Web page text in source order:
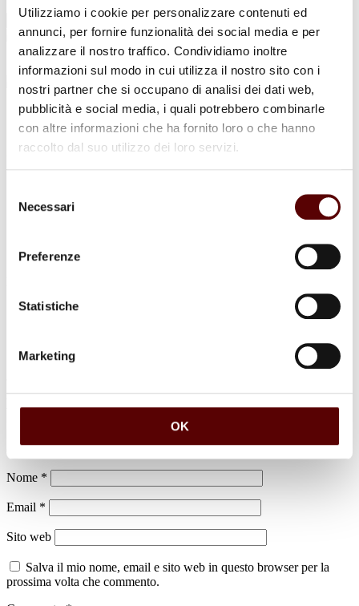
Utilizziamo i cookie per personalizzare contenuti ed
annunci, per fornire funzionalità dei social media e per
analizzare il nostro traffico. Condividiamo inoltre
informazioni sul modo in cui utilizza il nostro sito con i
nostri partner che si occupano di analisi dei dati web,
pubblicità e social media, i quali potrebbero combinarle
con altre informazioni che ha fornito loro o che hanno
raccolto dal suo utilizzo dei loro servizi.
delNecessari
Preferenze
Statistiche
Marketing
OK
Cerca
per:
Giuseppina Fortunato
22 Luglio 1941 - 24 Maggio 2021
Lascia un commento
Il tuo indirizzo email non sarà pubblicato.
contrassegnati*
Nome *
Email *
Sito web
Salva il mio nome, email e sito web in questo browser per la
prossima volta che commento.